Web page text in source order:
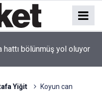
hattı bölünmüş yol oluyor
Yiğit
Koyun can